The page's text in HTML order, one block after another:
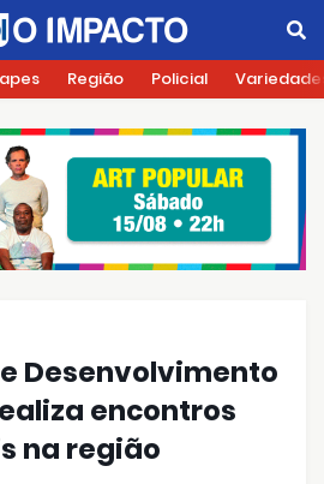
Região Policial
Desenvolvimento
encontros
na região